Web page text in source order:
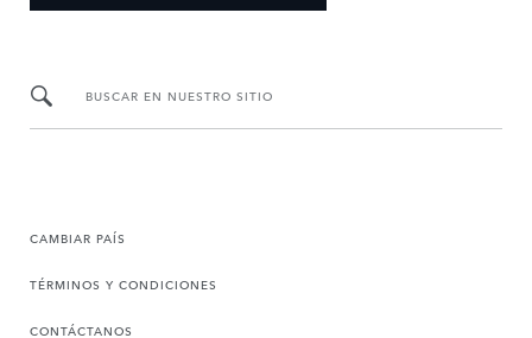
BUSCAR EN NUESTRO SITIO
CAMBIAR PAÍS
TÉRMINOS Y CONDICIONES
CONTÁCTANOS